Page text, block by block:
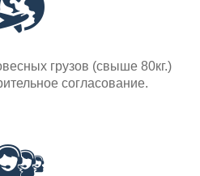
грузов (свыше 80кг.)
согласование.